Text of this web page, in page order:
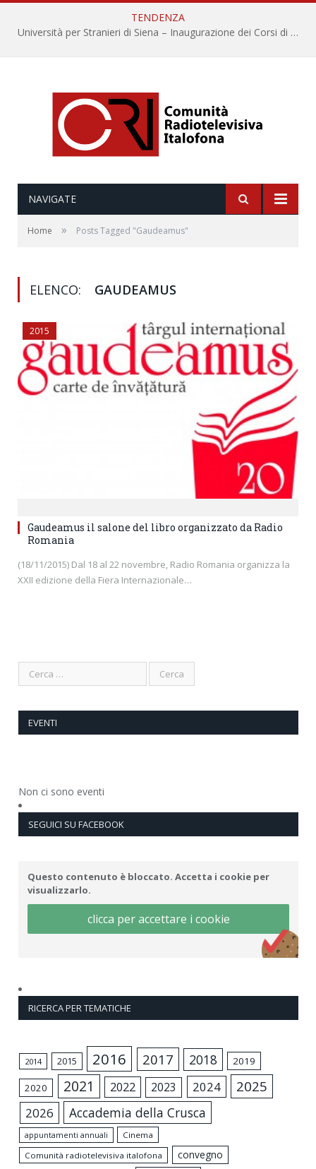
TENDENZA
Università per Stranieri di Siena – Inaugurazione dei Corsi di Lingua e Cultura Italiana, 109a annata
NAVIGATE
Home » Posts Tagged "Gaudeamus"
ELENCO: GAUDEAMUS
2015
Gaudeamus il salone del libro organizzato da Radio
Romania
(18/11/2015) Dal 18 al 22 novembre, Radio Romania organizza la
XXII edizione della Fiera Internazionale…
EVENTI
Non ci sono eventi
SEGUICI SU FACEBOOK
Questo contenuto è bloccato. Accetta i cookie per
visualizzarlo.
clicca per accettare i cookie
RICERCA PER TEMATICHE
2014 2015 2016 2017 2018 2019
2020 2021 2022 2023 2024 2025
2026 Accademia della Crusca
appuntamenti annuali
Cinema
Comunità radiotelevisiva italofona
convegno